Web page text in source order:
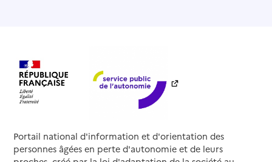
Portail national d'information et d'orientation des
personnes âgées en perte d'autonomie et de leurs